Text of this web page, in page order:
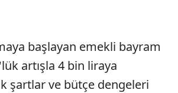
başlayan emekli bayram
artışla 4 bin liraya
şartlar ve bütçe dengeleri